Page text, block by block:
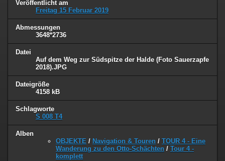
Veröffentlicht am
Freitag 15 Februar 2019
Abmessungen
3648*2736
Datei
Auf dem Weg zur Südspitze der Halde (Foto Sauerzapfe
2018).JPG
Dateigröße
4158 kB
Schlagworte
S 008 T4
Alben
OBJEKTE / Navigation & Touren / TOUR 4 - Eine
Wanderung zu den Otto-Schächten / Tour 4 -
komplett